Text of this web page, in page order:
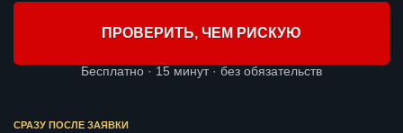
ПРОВЕРИТЬ, ЧЕМ РИСКУЮ
Бесплатно · 15 минут · без обязательств
СРАЗУ ПОСЛЕ ЗАЯВКИ